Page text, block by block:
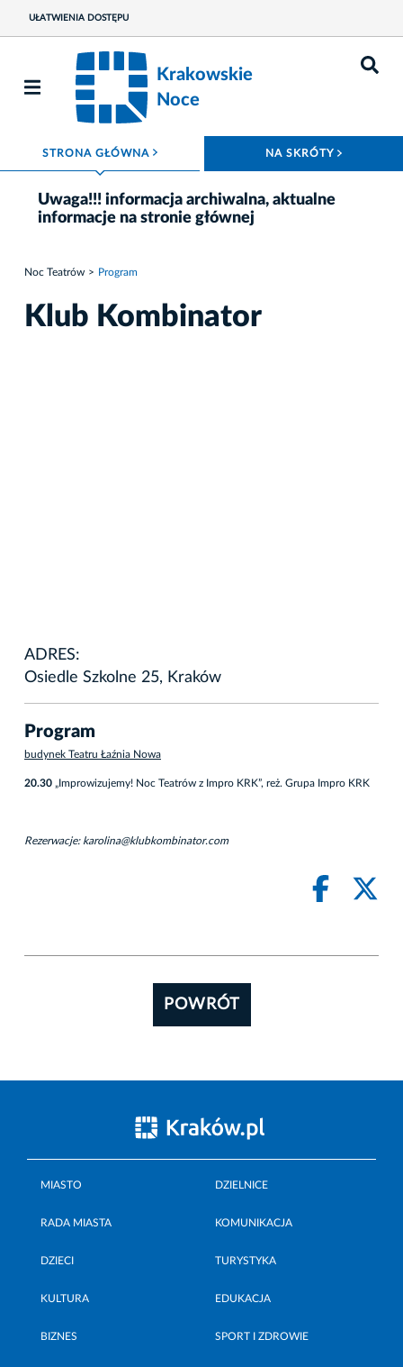
UŁATWIENIA DOSTĘPU
Krakowskie
Noce
STRONA GŁÓWNA ROZWIŃ MENU NA SKRÓTY
Uwaga!!! informacja archiwalna, aktualne
informacje na stronie głównej
Noc Teatrów Program
Klub Kombinator
ADRES:
Osiedle Szkolne 25, Kraków
Program
budynek Teatru Łaźnia Nowa
20.30 „Improwizujemy! Noc Teatrów z Impro KRK”, reż. Grupa Impro KRK
Rezerwacje: karolina@klubkombinator.com
POWRÓT
MIASTO DZIELNICE
RADA MIASTA KOMUNIKACJA
DZIECI TURYSTYKA
KULTURA EDUKACJA
BIZNES SPORT I ZDROWIE